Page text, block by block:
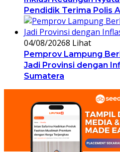
Pendidik Terima Polis
04/08/20268 Lihat
Pemprov Lampung
Jadi Provinsi dengan
Sumatera